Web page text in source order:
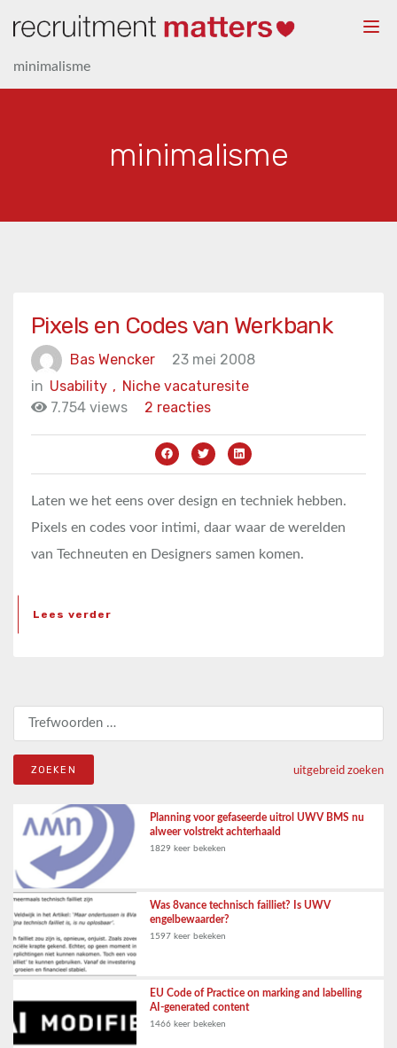
minimalisme
minimalisme
Pixels en Codes van Werkbank
Bas Wencker
23 mei 2008
in
Niche vacaturesite
Usability ,
7.754 views
2 reacties
Laten we het eens over design en techniek hebben.
Pixels en codes voor intimi, daar waar de werelden
van Techneuten en Designers samen komen.
Lees verder
Zoeken naar:
uitgebreid zoeken
Planning voor gefaseerde uitrol UWV BMS nu
alweer volstrekt achterhaald
1829 keer bekeken
Was 8vance technisch failliet? Is UWV
engelbewaarder?
1597 keer bekeken
EU Code of Practice on marking and labelling
AI-generated content
1466 keer bekeken